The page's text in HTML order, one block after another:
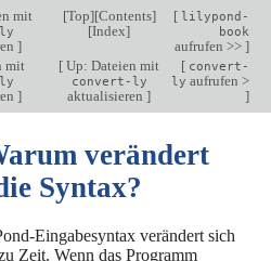
mit
]
[Top][Contents]
[Index]
[ lilypond-
book
aufrufen >> ]
mit
]
[ Up: Dateien mit
convert-ly
aktualisieren]
[ convert-
ly aufrufen >
]
verändert
Syntax?
Eingabesyntax verändert sich
Zeit. Wenn das Programm